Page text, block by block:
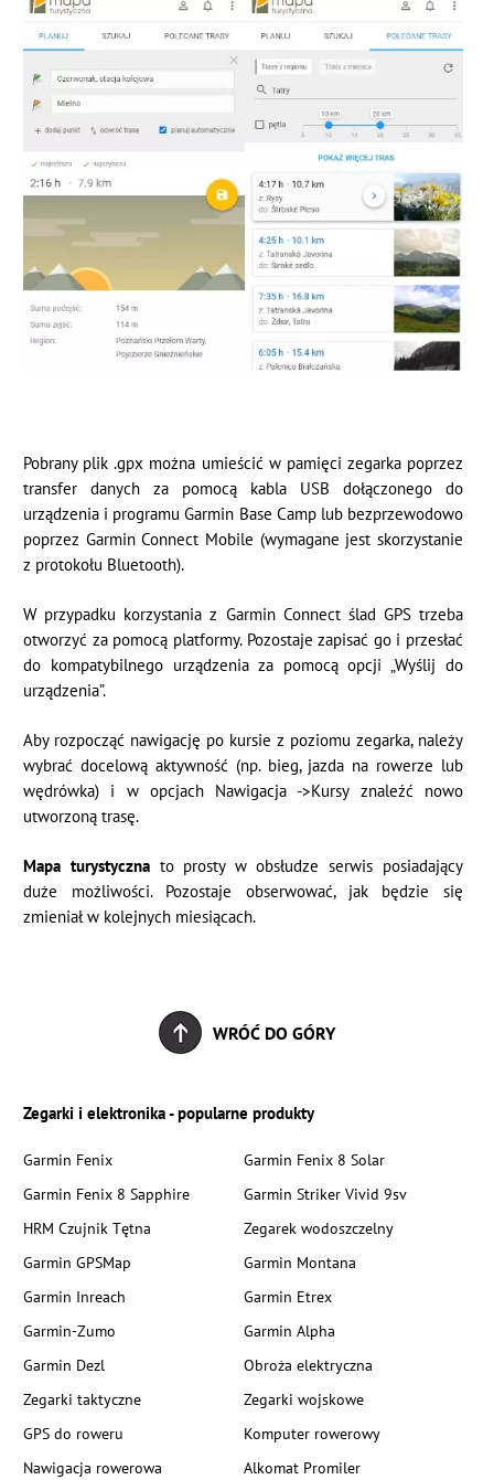
Pobrany plik .gpx można umieścić w pamięci zegarka poprzez
transfer danych za pomocą kabla USB dołączonego do
urządzenia i programu Garmin Base Camp lub bezprzewodowo
poprzez Garmin Connect Mobile (wymagane jest skorzystanie
z protokołu Bluetooth).
W przypadku korzystania z Garmin Connect ślad GPS trzeba
otworzyć za pomocą platformy. Pozostaje zapisać go i przesłać
do kompatybilnego urządzenia za pomocą opcji „Wyślij do
urządzenia”.
Aby rozpocząć nawigację po kursie z poziomu zegarka, należy
wybrać docelową aktywność (np. bieg, jazda na rowerze lub
wędrówka) i w opcjach Nawigacja ->Kursy znaleźć nowo
utworzoną trasę.
Mapa turystycznato prosty w obsłudze serwis posiadający
duże możliwości. Pozostaje obserwować, jak będzie się
zmieniał w kolejnych miesiącach.
WRÓĆ DO GÓRY
Zegarki i elektronika - popularne produkty
Garmin Fenix
Garmin Fenix 8 Solar
Garmin Fenix 8 Sapphire
Garmin Striker Vivid 9sv
HRM Czujnik Tętna
Zegarek wodoszczelny
Garmin GPSMap
Garmin Montana
Garmin Inreach
Garmin Etrex
Garmin-Zumo
Garmin Alpha
Garmin Dezl
Obroża elektryczna
Zegarki taktyczne
Zegarki wojskowe
GPS do roweru
Komputer rowerowy
Nawigacja rowerowa
Alkomat Promiler